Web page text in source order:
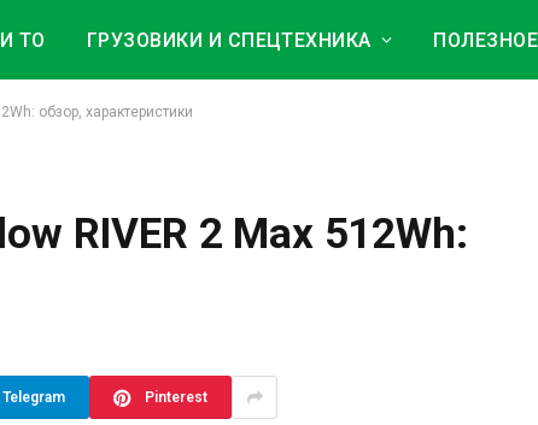
ТО ГРУЗОВИКИ И СПЕЦТЕХНИКА ПОЛЕЗНОЕ
обзор, характеристики
RIVER 2 Max 512Wh:
Telegram Pinterest